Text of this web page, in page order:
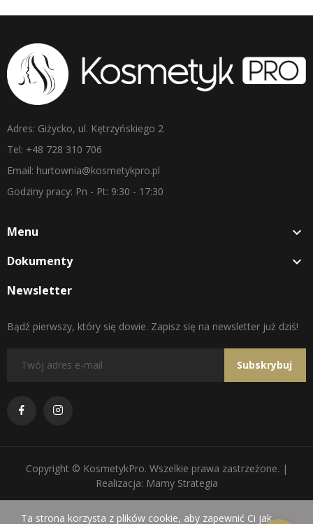
Adres: Giżycko, ul. Kętrzyńskiego 2
Tel: +48 728 310 706
Email: hurtownia@kosmetykpro.pl
Godziny pracy: Pn - Pt: 9:30 - 17:30
Menu 
Dokumenty 
Newsletter
Bądź pierwszy, który się dowie. Zapisz się na newsletter już dziś!
Subskrybuj
Copyright © KosmetykPro. Wszelkie prawa zastrzeżone. |
Realizacja: Mamy Strategia
Ta strona korzysta z plików cookie, aby zapewnić Ci jak